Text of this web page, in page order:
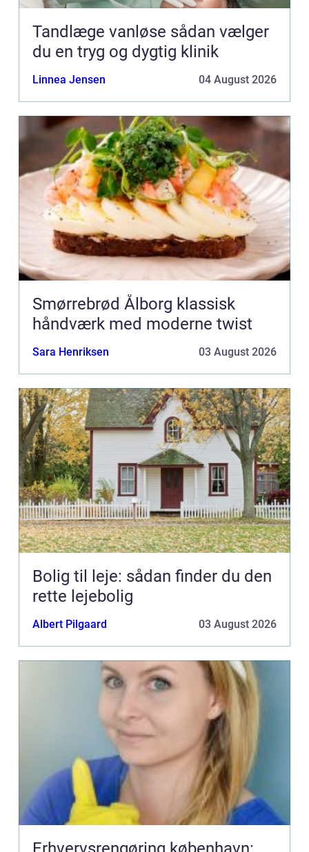
Tandlæge vanløse sådan vælger
du en tryg og dygtig klinik
Linnea Jensen 04 August 2026
Smørrebrød Ålborg klassisk
håndværk med moderne twist
Sara Henriksen 03 August 2026
Bolig til leje: sådan finder du den
rette lejebolig
Albert Pilgaard 03 August 2026